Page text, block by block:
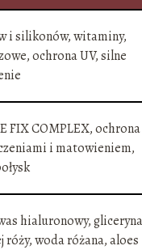
i silikonów, witaminy,
ochrona UV, silne
FIX COMPLEX, ochrona
i matowieniem,
hialuronowy,
woda różana, aloes